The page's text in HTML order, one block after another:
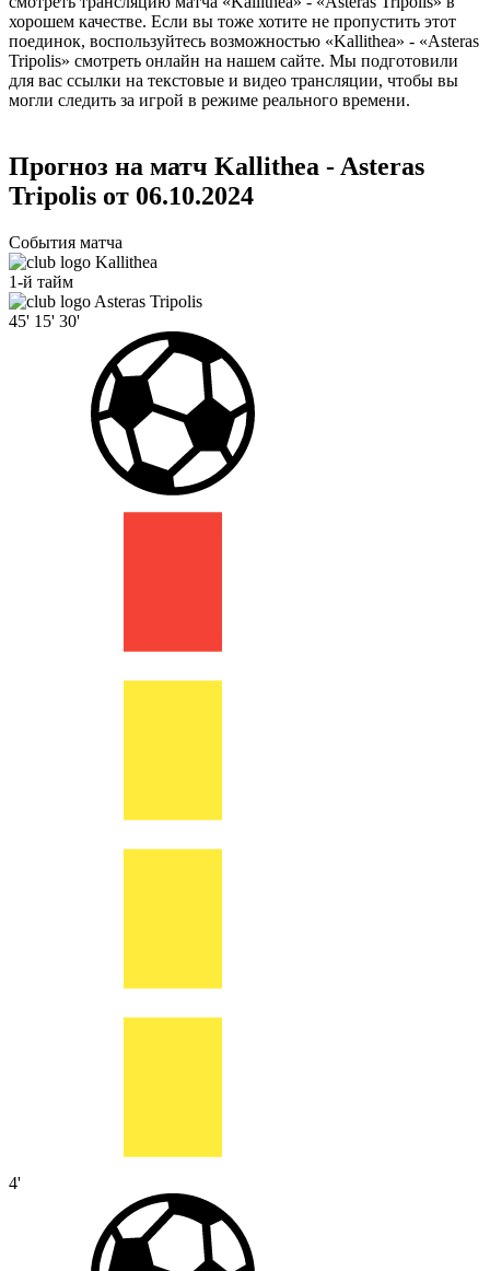
хорошем качестве. Если вы тоже хотите не пропустить этот
поединок, воспользуйтесь возможностью «Kallithea» - «Asteras
Tripolis» смотреть онлайн на нашем сайте. Мы подготовили
для вас ссылки на текстовые и видео трансляции, чтобы вы
могли следить за игрой в режиме реального времени.
Прогноз на матч Kallithea - Asteras
Tripolis от 06.10.2024
События матча
Kallithea
1-й тайм
Asteras Tripolis
45' 15' 30'
4'